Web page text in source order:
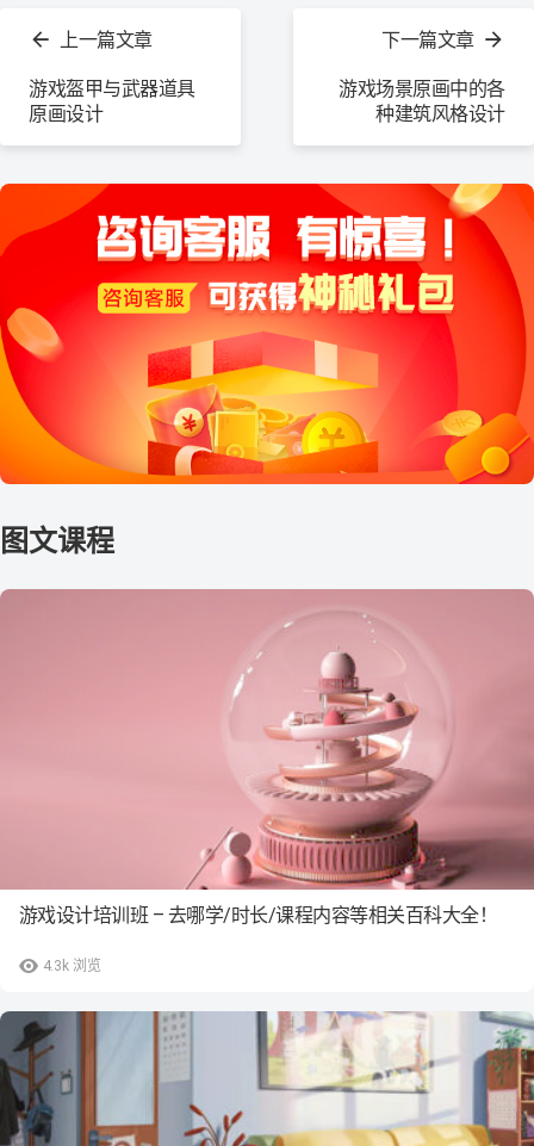
上一篇文章
游戏盔甲与武器道具
原画设计
下一篇文章
游戏场景原画中的各
种建筑风格设计
4.3k 浏览
游戏设计培训班 – 去哪学/时长/课程内容等相关百科大全！